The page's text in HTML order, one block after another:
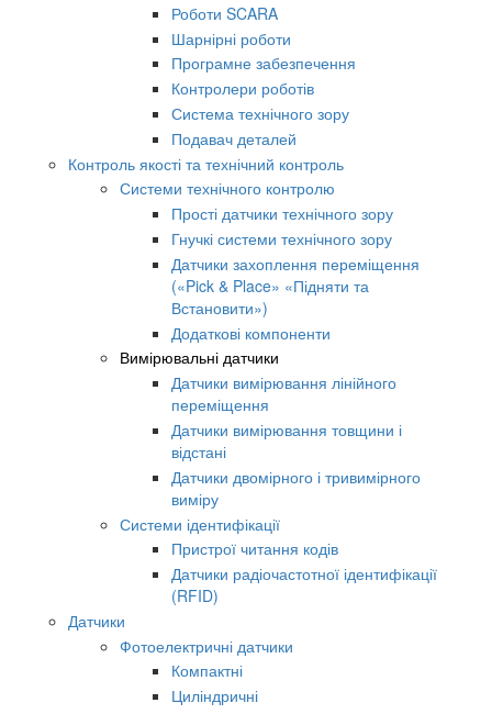
Роботи SCARA
Шарнірні роботи
Програмне забезпечення
Контролери роботів
Система технічного зору
Подавач деталей
Контроль якості та технічний контроль
Системи технічного контролю
Прості датчики технічного зору
Гнучкі системи технічного зору
Датчики захоплення переміщення
(«Pick & Place» «Підняти та
Встановити»)
Додаткові компоненти
Вимірювальні датчики
Датчики вимірювання лінійного
переміщення
Датчики вимірювання товщини і
відстані
Датчики двомірного і тривимірного
виміру
Системи ідентифікації
Пристрої читання кодів
Датчики радіочастотної ідентифікації
(RFID)
Датчики
Фотоелектричні датчики
Компактні
Циліндричні